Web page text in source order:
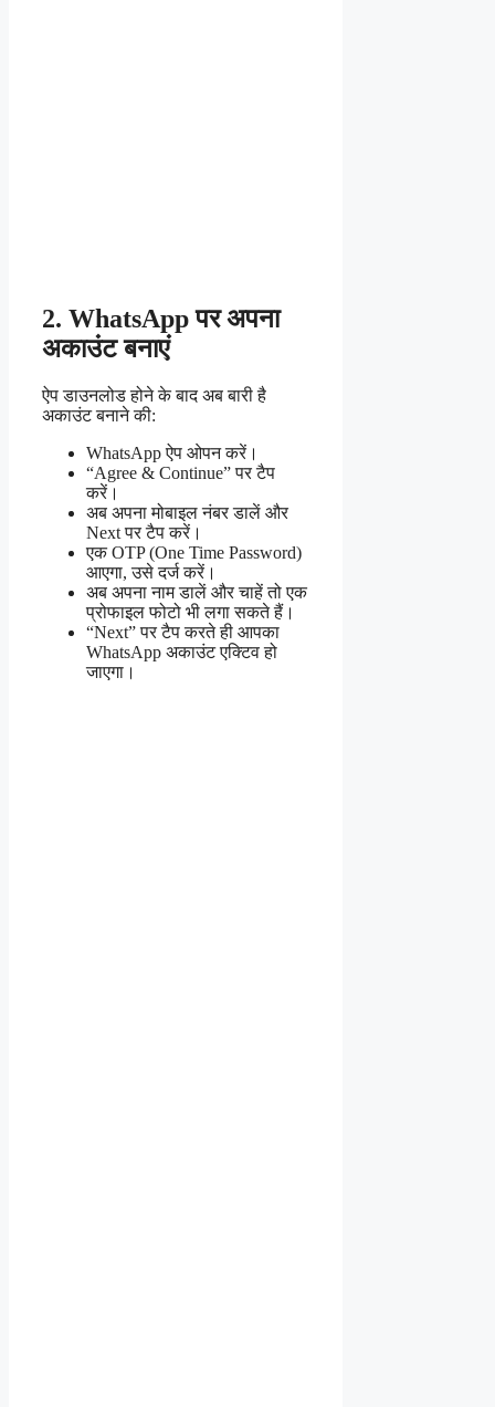
2. WhatsApp पर अपना
अकाउंट बनाएं
ऐप डाउनलोड होने के बाद अब बारी है
अकाउंट बनाने की:
WhatsApp ऐप ओपन करें।
“Agree & Continue” पर टैप
करें।
अब अपना मोबाइल नंबर डालें और
Next पर टैप करें।
एक OTP (One Time Password)
आएगा, उसे दर्ज करें।
अब अपना नाम डालें और चाहें तो एक
प्रोफाइल फोटो भी लगा सकते हैं।
“Next” पर टैप करते ही आपका
WhatsApp अकाउंट एक्टिव हो
जाएगा।